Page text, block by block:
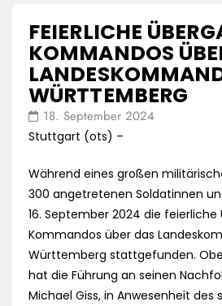
FEIERLICHE
KOMMANDOS
WÜRTTEMBERG
18. September 2024
Stuttgart (ots) –
Während eines großen
300 angetretenen Soldatinnen
16. September 2024 die feierliche
Kommandos über das
Württemberg stattgefunden.
hat die Führung an seinen
Michael Giss, in Anwesenheit